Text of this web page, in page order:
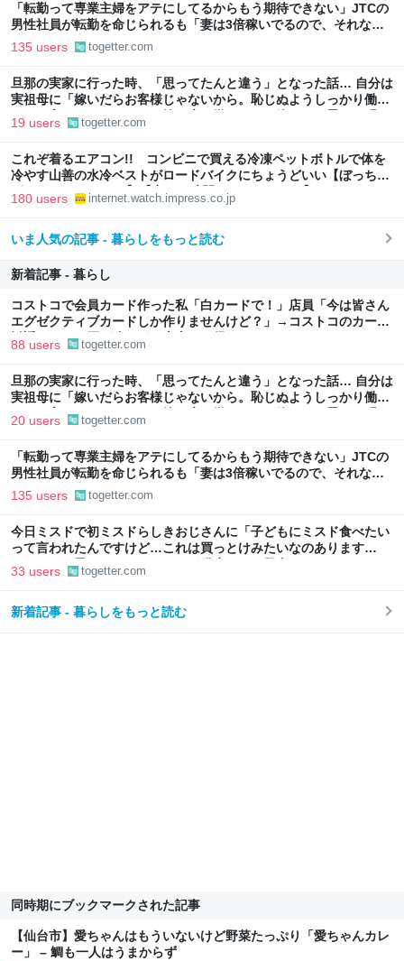
「転勤って専業主婦をアテにしてるからもう期待できない」JTCの
男性社員が転勤を命じられるも「妻は3倍稼いでるので、それなら
辞める」と言ったら、転勤がなくなった
135 users togetter.com
旦那の実家に行った時、「思ってたんと違う」となった話… 自分は
実祖母に「嫁いだらお客様じゃないから。恥じぬようしっかり働
け」と言われていたので、嫁ぎ先で嫌われたら終わりと思い、張り
切っていた
19 users togetter.com
これぞ着るエアコン!! コンビニで買える冷凍ペットボトルで体を
冷やす山善の水冷ベストがロードバイクにちょうどいい【ぼっち・
ざ・ろーど！その14】【空いた時間でなにしてる？】
180 users internet.watch.impress.co.jp
いま人気の記事 - 暮らしをもっと読む
新着記事 - 暮らし
コストコで会員カード作った私「白カードで！」店員「今は皆さん
エグゼクティブカードしか作りませんけど？」→コストコのカード
勧誘はやたら圧が強いが、本当にお得なの？
88 users togetter.com
旦那の実家に行った時、「思ってたんと違う」となった話… 自分は
実祖母に「嫁いだらお客様じゃないから。恥じぬようしっかり働
け」と言われていたので、嫁ぎ先で嫌われたら終わりと思い、張り
20 users togetter.com
「転勤って専業主婦をアテにしてるからもう期待できない」JTCの
男性社員が転勤を命じられるも「妻は3倍稼いでるので、それなら
辞める」と言ったら、転勤がなくなった
135 users togetter.com
今日ミスドで初ミスドらしきおじさんに「子どもにミスド食べたい
って言われたんですけど…これは買っとけみたいなのあります
か…？」と尋ねられるイベントが発生して、興奮した
33 users togetter.com
新着記事 - 暮らしをもっと読む
同時期にブックマークされた記事
【仙台市】愛ちゃんはもういないけど野菜たっぷり「愛ちゃんカレ
ー」 – 鯛も一人はうまからず